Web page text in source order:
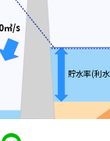
貯水率(利
㎥/s